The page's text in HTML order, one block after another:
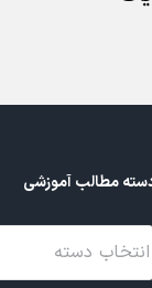
مطالب آموزشی
مطالب